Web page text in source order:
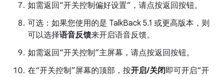
如需返回“开关控制偏好设置”，请点按返回按钮。
可选：如果您使用的是 TalkBack 5.1 或更高版本，则
可以选择语音反馈来开启语音反馈。
如需返回“开关控制”主屏幕，请点按返回按钮。
在“开关控制”屏幕的顶部，按开启/关闭即可开启“开